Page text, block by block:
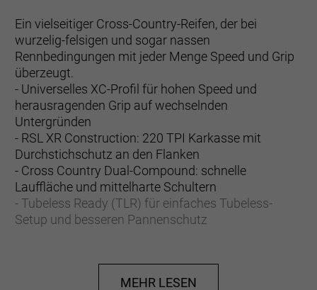
Ein vielseitiger Cross-Country-Reifen, der bei
wurzelig-felsigen und sogar nassen
Rennbedingungen mit jeder Menge Speed und Grip
überzeugt.
- Universelles XC-Profil für hohen Speed und
herausragenden Grip auf wechselnden
Untergründen
- RSL XR Construction: 220 TPI Karkasse mit
Durchstichschutz an den Flanken
- Cross Country Dual-Compound: schnelle
Lauffläche und mittelharte Schultern
- Tubeless Ready (TLR) für einfaches Tubeless-
Setup und besseren Pannenschutz
Bontrager Sainte-Anne Reifen sind nach dem
berüchtigten Worldcup-Kurs Mont Sainte-Anne
MEHR LESEN